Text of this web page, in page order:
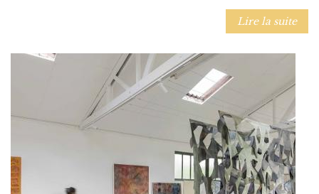
Lire la suite